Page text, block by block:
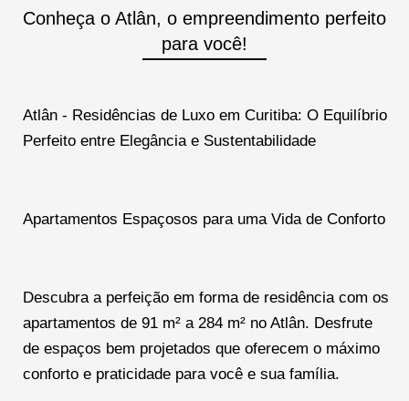
Conheça o Atlân, o empreendimento perfeito
para você!
Atlân - Residências de Luxo em Curitiba: O Equilíbrio
Perfeito entre Elegância e Sustentabilidade
Apartamentos Espaçosos para uma Vida de Conforto
Descubra a perfeição em forma de residência com os
apartamentos de 91 m² a 284 m² no Atlân. Desfrute
de espaços bem projetados que oferecem o máximo
conforto e praticidade para você e sua família.